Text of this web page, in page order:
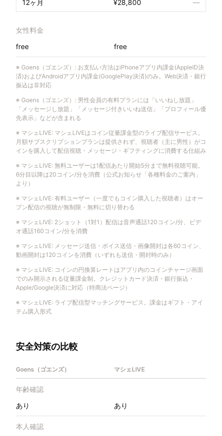
12ヶ月 ¥28,800 —
女性料金
free
free
※ Goens（ゴエンズ） : お支払い方法はiPhoneアプリ内課金(AppleID決
済)およびAndroidアプリ内課金(GooglePlay決済)のみ。Web決済・銀行
振込は非対応
※ Goens（ゴエンズ） : 男性会員の有料プランには「いいねし放題」
「メッセージし放題」「メッセージ付きいいね送信」「プロフィール優
先表示」などが含まれる
※ マシェLIVE: マシェLIVEはコイン従量課金型のライブ配信サービス。
月額サブスクリプションプランは提供されず、視聴者（主に男性）がコ
インを購入して配信視聴・メッセージ・ギフティングに消費する仕組み
※ マシェLIVE: 無料ユーザーは1配信あたり開始5分まで無料視聴可能。
6分目以降は20コイン/分を消費（公式お知らせ「各種料金のご案内」
より）
※ マシェLIVE: 有料ユーザー（一度でもコイン購入した視聴者）はオー
プン配信の視聴が無制限・無料に切り替わる
※ マシェLIVE: 2ショット（1対1）配信は音声通話120コイン/分、ビデ
オ通話160コイン/分を消費
※ マシェLIVE: メッセージ送信・ボイス送信・画像開封は各60コイン、
動画開封は120コインを消費（いずれも送信・開封時のみ）
※ マシェLIVE: コインの円換算レートはアプリ内のコインチャージ画面
でのみ開示される従量課金制。クレジットカード決済・銀行振込・
Apple/Google決済に対応（特商法ページ）
※ マシェLIVE: ライブ配信型マッチングサービス。課金はギフト・アイ
テム購入形式
安全対策の比較
Goens（ゴエンズ） マシェLIVE
年齢確認
あり
あり
本人確認